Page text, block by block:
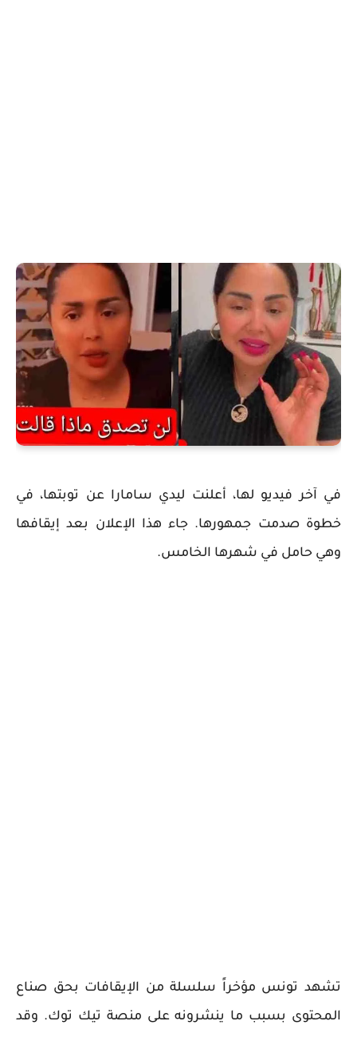
في آخر فيديو لها، أعلنت ليدي سامارا عن توبتها، في
خطوة صدمت جمهورها. جاء هذا الإعلان بعد إيقافها
وهي حامل في شهرها الخامس.
تشهد تونس مؤخراً سلسلة من الإيقافات بحق صناع
المحتوى بسبب ما ينشرونه على منصة تيك توك. وقد